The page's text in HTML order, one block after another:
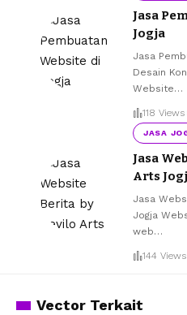
Jasa
Jogja
Jasa
Desain
Website…
118 Views
JASA
Jasa
Arts
Jasa
Jogja
web…
144 Views
Vector Terkait